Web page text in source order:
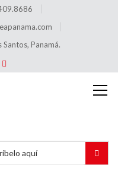
Santos, Panamá.